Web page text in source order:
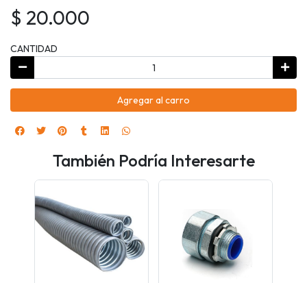
$ 20.000
CANTIDAD
Agregar al carro
También Podría Interesarte